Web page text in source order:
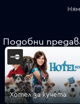
VOYO
Подобни
Хотел за кучета